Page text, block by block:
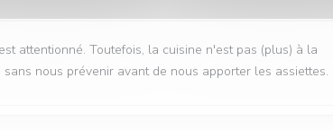
attentionné. Toutefois, la cuisine n'est pas (plus) à la
nous prévenir avant de nous apporter les assiettes.